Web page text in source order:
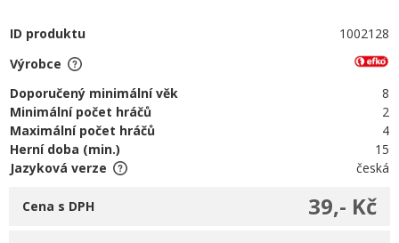
ID produktu
1002128
Výrobce
Doporučený minimální věk
8
Minimální počet hráčů
2
Maximální počet hráčů
4
Herní doba (min.)
15
Jazyková verze
česká
39,- Kč
Cena s DPH